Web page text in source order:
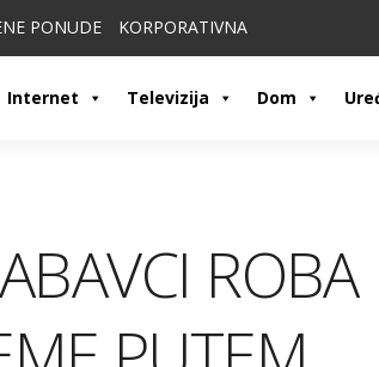
PONUDE KORPORATIVNA
Internet Televizija Dom
ROBA